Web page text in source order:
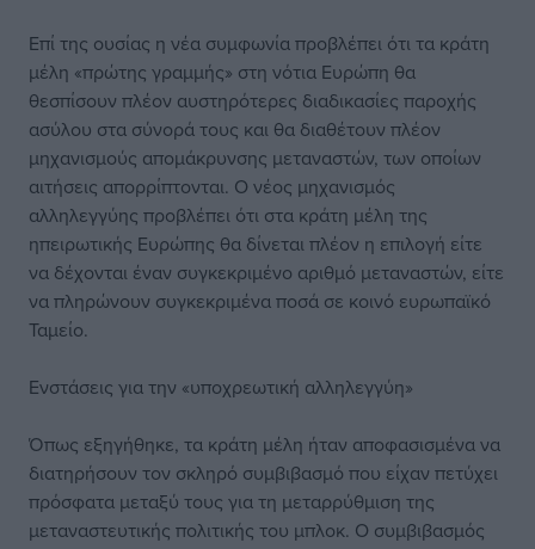
Επί της ουσίας η νέα συμφωνία προβλέπει ότι τα κράτη
μέλη «πρώτης γραμμής» στη νότια Ευρώπη θα
θεσπίσουν πλέον αυστηρότερες διαδικασίες παροχής
ασύλου στα σύνορά τους και θα διαθέτουν πλέον
μηχανισμούς απομάκρυνσης μεταναστών, των οποίων
αιτήσεις απορρίπτονται. Ο νέος μηχανισμός
αλληλεγγύης προβλέπει ότι στα κράτη μέλη της
ηπειρωτικής Ευρώπης θα δίνεται πλέον η επιλογή είτε
να δέχονται έναν συγκεκριμένο αριθμό μεταναστών, είτε
να πληρώνουν συγκεκριμένα ποσά σε κοινό ευρωπαϊκό
Ταμείο.
Ενστάσεις για την «υποχρεωτική αλληλεγγύη»
Όπως εξηγήθηκε, τα κράτη μέλη ήταν αποφασισμένα να
διατηρήσουν τον σκληρό συμβιβασμό που είχαν πετύχει
πρόσφατα μεταξύ τους για τη μεταρρύθμιση της
μεταναστευτικής πολιτικής του μπλοκ. Ο συμβιβασμός